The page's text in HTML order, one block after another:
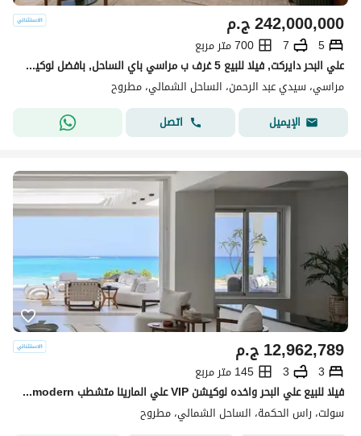
ج.م242,000,000
5
7
700 متر مربع
علي البحر دايركت, فيلا للبيع 5 غرف ب مراسي باي الساحل, بافضل لوكيشن وسعر مع اعمار
مراسي، سيدي عبد الرحمن، الساحل الشمالي، مطروح
الإيميل
اتصل
ج.م12,962,789
3
3
145 متر مربع
فيلا للبيع علي البحر واخده لوكيشن VIP علي المارينا متشطب Ultra modern بالتقسيط في سولت salt north coast راس الحكمه
سولت، راس الحكمة، الساحل الشمالي، مطروح